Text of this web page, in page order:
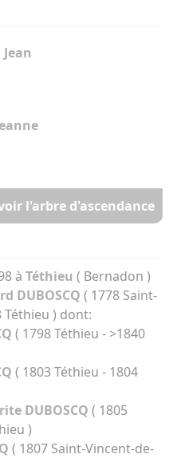
Jean
l'arbre d'ascendance
à Téthieu ( Bernadon )
DUBOSCQ ( 1778 Saint-
Téthieu ) dont:
( 1798 Téthieu - >1840
( 1803 Téthieu - 1804
DUBOSCQ ( 1805
)
( 1807 Saint-Vincent-de-